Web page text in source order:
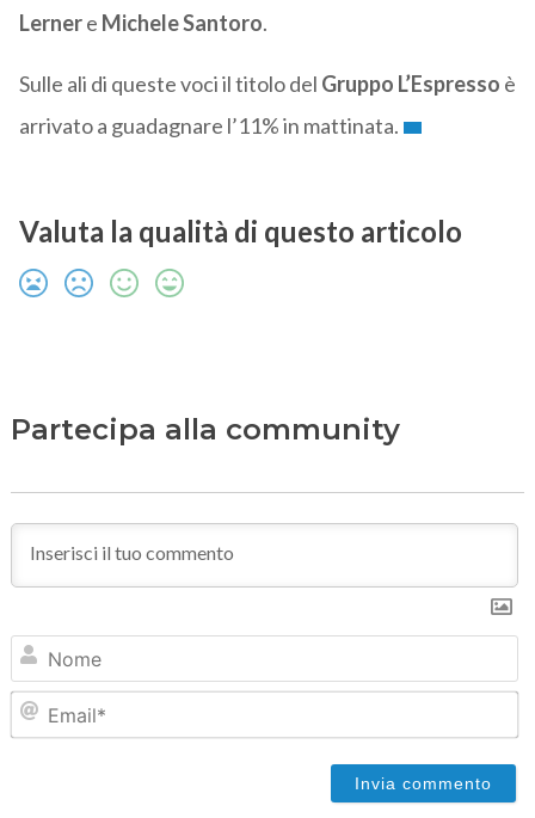
Lernere Michele Santoro.
Sulle ali di queste voci il titolo del Gruppo L’Espresso è
arrivato a guadagnare l’11% in mattinata.
Valuta la qualità di questo articolo
Partecipa alla community